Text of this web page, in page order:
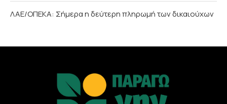
ΛΑΕ/ΟΠΕΚΑ: Σήμερα η δεύτερη πληρωμή των δικαιούχων